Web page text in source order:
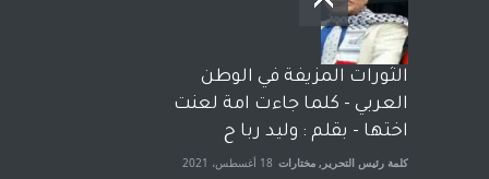
وترافع فيها بنفسه مرة اخرى..
الشيخ طارق يوسف يقهر
الحكومة الأمريكية ، فأعطوه
الجنسية عن يد وهم صاغرون،
آراء حرة مختارات 7 أبريل، 2023
الثورات المزيفة في الوطن
العربي - كلما جاءت امة لعنت
اختها - بقلم : وليد ربا ح
كلمة رئيس التحرير , مختارات 18 أغسطس، 2021